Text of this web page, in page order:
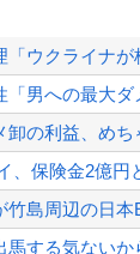
卸の利益、め